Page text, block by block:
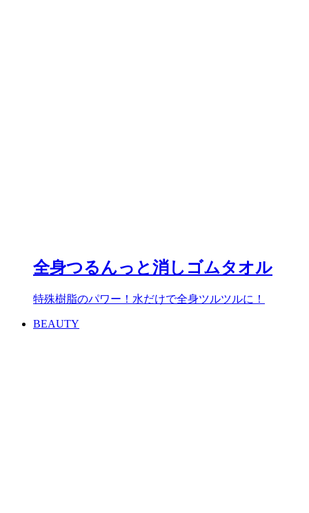
全身つるんっと消しゴムタオル
特殊樹脂のパワー！水だけで全身ツルツルに！
BEAUTY